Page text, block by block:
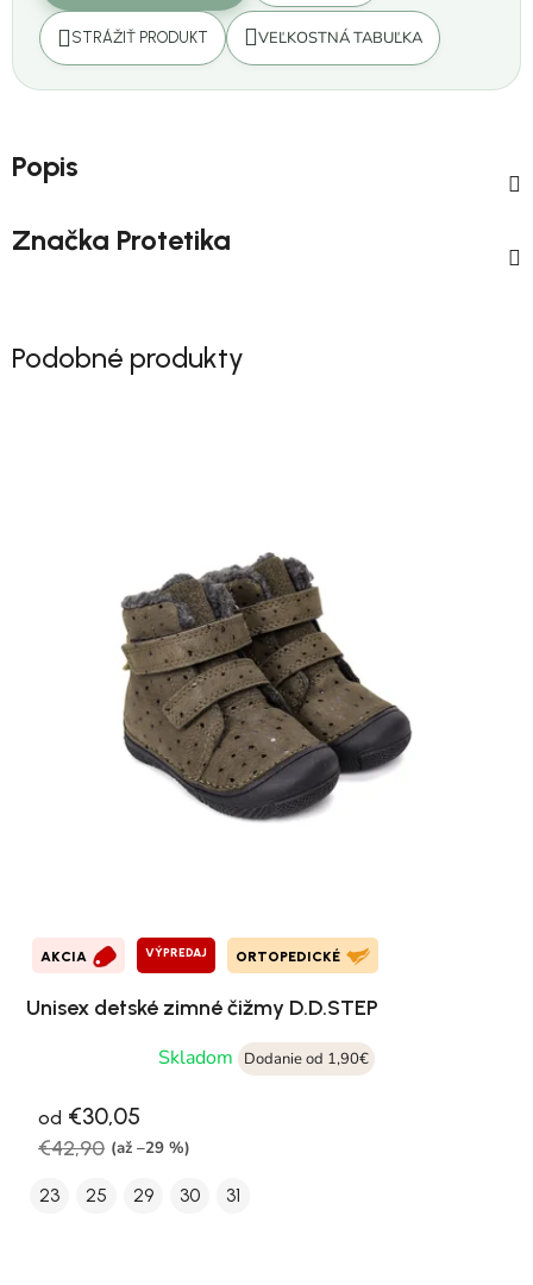
STRÁŽIŤ PRODUKT VEĽKOSTNÁ TABUĽKA
Popis
Značka Protetika
Podobné produkty
AKCIA VÝPREDAJ ORTOPEDICKÉ
Unisex detské zimné čižmy D.D.STEP
Skladom
Dodanie od 1,90€
od €30,05
€42,90 (až –29 %)
23 25 29 30 31